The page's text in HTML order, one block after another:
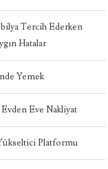
Tercih Ederken
Hatalar
Yemek
Eve Nakliyat
Platformu